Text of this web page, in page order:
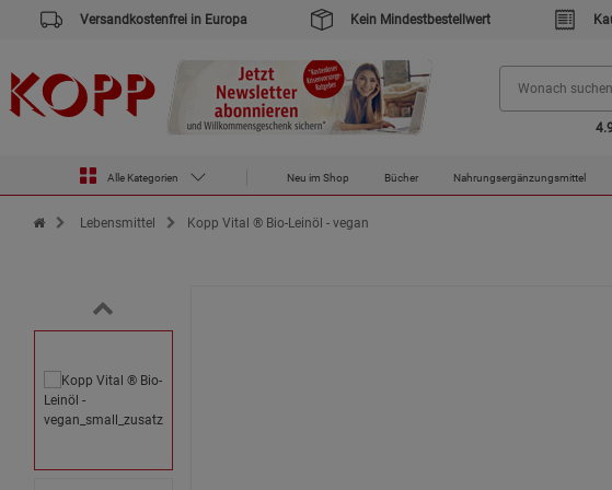
Versandkostenfrei in Europa Kein Mindestbestellwert
Alle Kategorien Neu im Shop Bücher Nahrungsergänzungsmittel
Zur Startseite des Kopp Verlag Online-Shop
Lebensmittel Kopp Vital ® Bio-Leinöl - vegan